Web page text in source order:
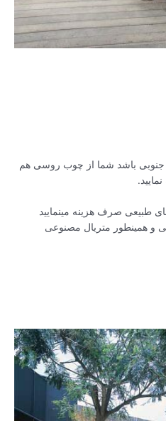
جنوبی باشد شما از چوب روسی هم
طبیعی صرف هزینه مینمایید
و همینطور متریال مصنوعی